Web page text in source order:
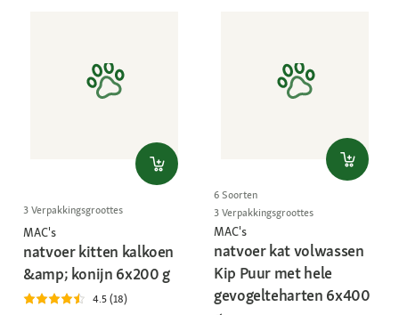
3 Verpakkingsgroottes
MAC's
natvoer kitten kalkoen
&amp; konijn 6x200 g
4.5 (18)
6 Soorten
3 Verpakkingsgroottes
MAC's
natvoer kat volwassen
Kip Puur met hele
gevogelteharten 6x400